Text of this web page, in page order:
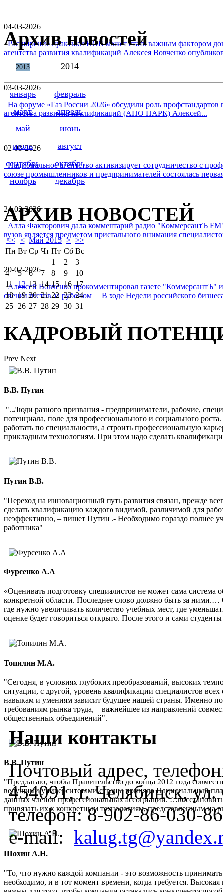
04-03-2026
Расширение практики НОК может стать важным фактором
агентства развития квалификаций Алексея Вовченко
03-03-2026
На форуме «Газ России 2026» обсудили роль
агентства развития квалификаций (АНО НАРК) Алексей...
02-03-2026
Национальное агентство активизирует сотрудничество с
союзе промышленников и предпринимателей состоялась
24-02-2026
Алла Факторович дала комментарий радио "КоммерсантЪ
вузов является предметом пристального внимания
20-02-2026
Алексей Вовченко прокомментировал газете
специалистов за рубежом В ходе Недели российского
Архив новостей
2013 2014
январь
февраль
март
апрель
май
июнь
июль
август
сентябрь
октябрь
ноябрь
декабрь
АРХИВ НОВОСТЕЙ
<< < Май 2015 > >>
Пн Вт Ср Чт Пт Сб Вс
1
2
3
4
5 6 7 8 9
10
11
12 13 14 15 16 17
18 19 20 21 22 23 24
25 26 27 28 29 30 31
КАДРОВЫЙ
Prev Next
В.В. Путин
"..Люди разного призвания - предприниматели, рабочие,
потенциала, поле для профессионального и социального
работать по специальности, а строить профессиональную
прикладным технологиям. При этом надо сделать
Путин В.В.
"Переход на инновационный путь развития связан, прежде
сделать квалификацию каждого видимой, различимой для
неэффективно, – пишет Путин .- Необходимо гораздо полнее
работника"
Фурсенко А.А
«Оценивать подготовку специалистов не может сама
конкретной области. Последнее слово должно быть за ними.…
где нужно увеличивать количество учебных мест, где
оценке будет говориться открыто. После этого и сами
Топилин М.А.
"Сегодня, в условиях глубоких преобразований, высоких
ситуации, с другой, уровень квалификации специалистов
навыкам и умениям зависит будущее нашей страны. Именно
требованиям рынка труда, – важнейшее из направлений
общественных объединений".
В.В. Путин
"Предлагаю, чтобы Правительство до конца 2012 года
ведущими университетами страны приняло Национальный
данных членов профессиональных ассоциаций.
привязать их к конкретным технологиям, представленным на
Шохин А.Н.
"То, что нужно каждой компании - это возможность
необходимо, и в тот момент времени, когда требуется.
Наши контакты
Почтовый адрес,
454091, г. Челябинск,
телефон:8-902-86-030-86
e-mail: